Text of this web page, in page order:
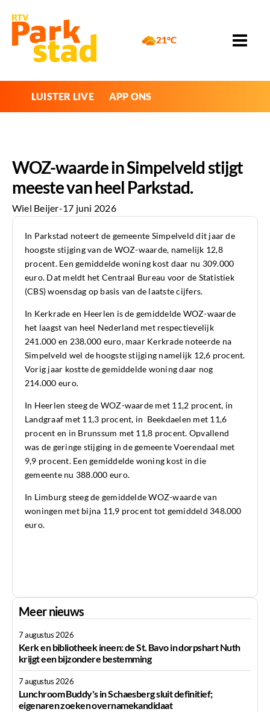
21°C
LUISTER LIVE APP ONS
WOZ-waarde in Simpelveld stijgt
meeste van heel Parkstad.
Wiel Beijer-17 juni 2026
In Parkstad noteert de gemeente Simpelveld dit jaar de
hoogste stijging van de WOZ-waarde, namelijk 12,8
procent. Een gemiddelde woning kost daar nu 309.000
euro. Dat meldt het Centraal Bureau voor de Statistiek
(CBS) woensdag op basis van de laatste cijfers.
In Kerkrade en Heerlen is de gemiddelde WOZ-waarde
het laagst van heel Nederland met respectievelijk
241.000 en 238.000 euro, maar Kerkrade noteerde na
Simpelveld wel de hoogste stijging namelijk 12,6 procent.
Vorig jaar kostte de gemiddelde woning daar nog
214.000 euro.
In Heerlen steeg de WOZ-waarde met 11,2 procent, in
Landgraaf met 11,3 procent, in Beekdaelen met 11,6
procent en in Brunssum met 11,8 procent. Opvallend
was de geringe stijging in de gemeente Voerendaal met
9,9 procent. Een gemiddelde woning kost in die
gemeente nu 388.000 euro.
In Limburg steeg de gemiddelde WOZ-waarde van
woningen met bijna 11,9 procent tot gemiddeld 348.000
euro.
Meer nieuws
7 augustus 2026
Kerk en bibliotheek ineen: de St. Bavo in dorpshart Nuth
krijgt een bijzondere bestemming
7 augustus 2026
Lunchroom Buddy's in Schaesberg sluit definitief;
eigenaren zoeken overnamekandidaat